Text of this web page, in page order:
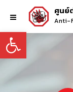
Open toolbar
ศูนย์
Anti-